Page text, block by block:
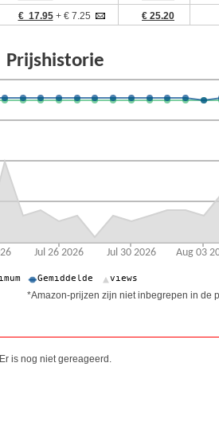
€ 17.95+ € 7.25 € 25.20
*Amazon-prijzen zijn niet inbegrepen in de
Er is nog niet gereageerd.